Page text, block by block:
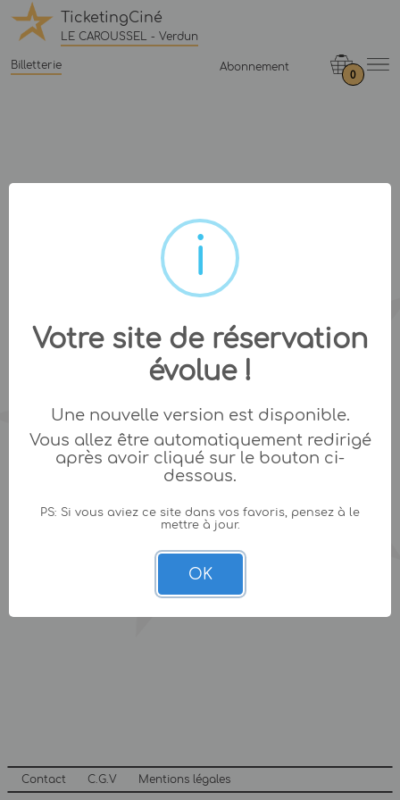
TicketingCiné
LE CAROUSSEL - Verdun
Billetterie Abonnement
0
Contact C.G.V Mentions légales
Votre site de réservation
évolue !
Une nouvelle version est disponible.
Vous allez être automatiquement redirigé
après avoir cliqué sur le bouton ci-
dessous.
PS: Si vous aviez ce site dans vos favoris, pensez à le
mettre à jour.
OK